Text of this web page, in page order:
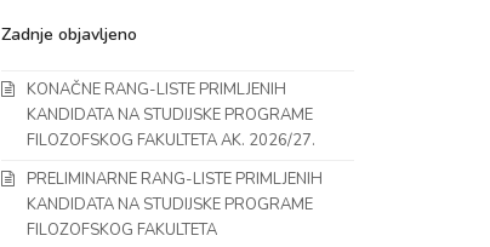
Zadnje objavljeno
KONAČNE RANG-LISTE PRIMLJENIH
KANDIDATA NA STUDIJSKE PROGRAME
FILOZOFSKOG FAKULTETA AK. 2026/27.
PRELIMINARNE RANG-LISTE PRIMLJENIH
KANDIDATA NA STUDIJSKE PROGRAME
FILOZOFSKOG FAKULTETA